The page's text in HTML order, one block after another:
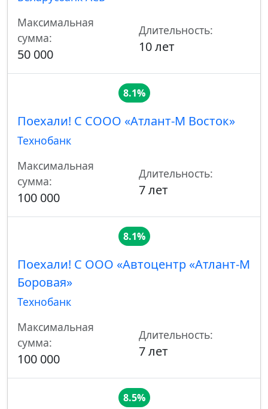
Максимальная
сумма:
50 000
Длительность:
10 лет
8.1%
Поехали! С СООО «Атлант-М Восток»
Технобанк
Максимальная
сумма:
100 000
Длительность:
7 лет
8.1%
Поехали! С ООО «Автоцентр «Атлант-М
Боровая»
Технобанк
Максимальная
сумма:
100 000
Длительность:
7 лет
8.5%